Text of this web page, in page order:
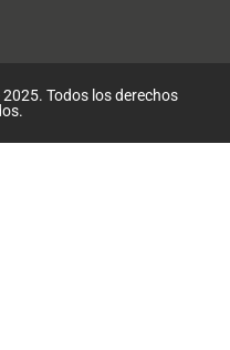
Todos los derechos